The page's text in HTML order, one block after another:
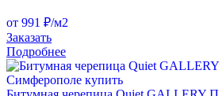
от 991 ₽/м2
Заказать
Подробнее